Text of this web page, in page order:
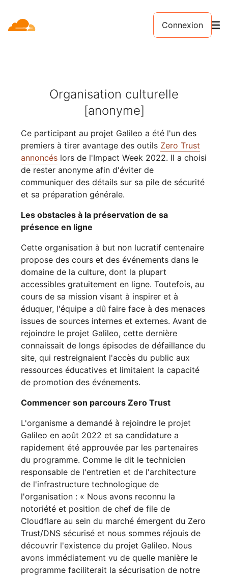
Connexion
Organisation culturelle
[anonyme]
Ce participant au projet Galileo a été l'un des
premiers à tirer avantage des outils Zero Trust
annoncés lors de l'Impact Week 2022. Il a choisi
de rester anonyme afin d'éviter de
communiquer des détails sur sa pile de sécurité
et sa préparation générale.
Les obstacles à la préservation de sa
présence en ligne
Cette organisation à but non lucratif centenaire
propose des cours et des événements dans le
domaine de la culture, dont la plupart
accessibles gratuitement en ligne. Toutefois, au
cours de sa mission visant à inspirer et à
éduquer, l'équipe a dû faire face à des menaces
issues de sources internes et externes. Avant de
rejoindre le projet Galileo, cette dernière
connaissait de longs épisodes de défaillance du
site, qui restreignaient l'accès du public aux
ressources éducatives et limitaient la capacité
de promotion des événements.
Commencer son parcours Zero Trust
L'organisme a demandé à rejoindre le projet
Galileo en août 2022 et sa candidature a
rapidement été approuvée par les partenaires
du programme. Comme le dit le technicien
responsable de l'entretien et de l'architecture
de l'infrastructure technologique de
l'organisation : « Nous avons reconnu la
notoriété et position de chef de file de
Cloudflare au sein du marché émergent du Zero
Trust/DNS sécurisé et nous sommes réjouis de
découvrir l'existence du projet Galileo. Nous
avons immédiatement vu de quelle manière le
programme faciliterait la sécurisation de notre